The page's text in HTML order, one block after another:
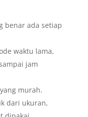
benar ada setiap
waktu lama,
jam
murah.
dari ukuran,